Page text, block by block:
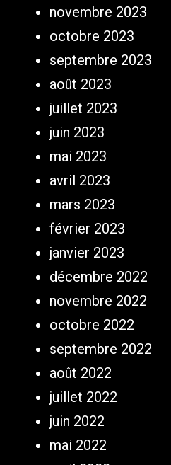
novembre 2023
octobre 2023
septembre 2023
août 2023
juillet 2023
juin 2023
mai 2023
avril 2023
mars 2023
février 2023
janvier 2023
décembre 2022
novembre 2022
octobre 2022
septembre 2022
août 2022
juillet 2022
juin 2022
mai 2022